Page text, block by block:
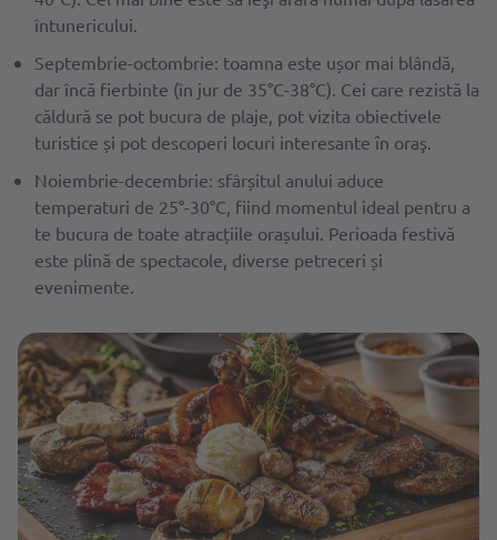
întunericului.
Septembrie-octombrie: toamna este ușor mai blândă,
dar încă fierbinte (în jur de 35°C-38°C). Cei care rezistă la
căldură se pot bucura de plaje, pot vizita obiectivele
turistice și pot descoperi locuri interesante ȋn oraş.
Noiembrie-decembrie: sfârșitul anului aduce
temperaturi de 25°-30°C, fiind momentul ideal pentru a
te bucura de toate atracțiile orașului. Perioada festivă
este plină de spectacole, diverse petreceri și
evenimente.